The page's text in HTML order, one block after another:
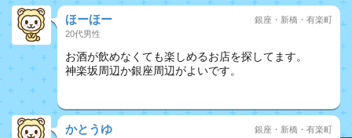
ほーほー
20代男性
銀座・新橋・有楽町
お酒が飲めなくても楽しめるお店を探してます。
神楽坂周辺か銀座周辺がよいです。
かとうゆ 銀座・新橋・有楽町